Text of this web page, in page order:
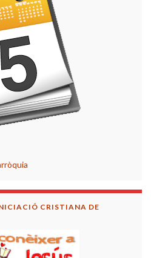
CRISTIANA DE